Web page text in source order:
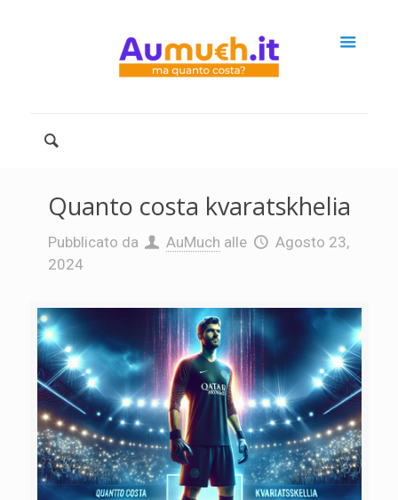
Quanto costa kvaratskhelia
Pubblicato da AuMuch alle
Agosto 23,
2024